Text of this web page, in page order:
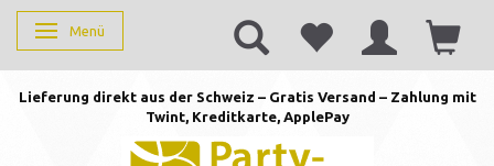
Anzeige ändern
Menü
Lieferung direkt aus der Schweiz – Gratis Versand – Zahlung mit
Twint, Kreditkarte, ApplePay